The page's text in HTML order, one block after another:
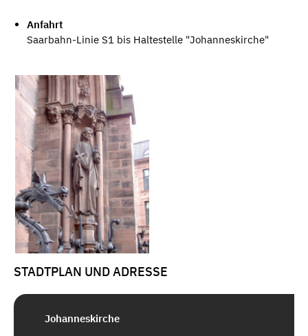
Anfahrt
Saarbahn-Linie S1 bis Haltestelle "Johanneskirche"
STADTPLAN UND ADRESSE
Johanneskirche